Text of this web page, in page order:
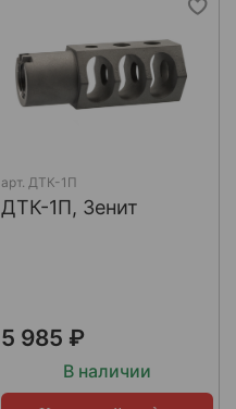
арт. ДТК-1П
ДТК-1П, Зенит
5 985 ₽
В наличии